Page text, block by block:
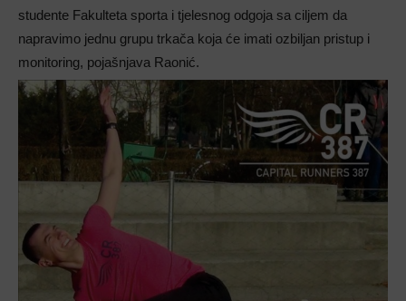
studente Fakulteta sporta i tjelesnog odgoja sa ciljem da
napravimo jednu grupu trkača koja će imati ozbiljan pristup i
monitoring, pojašnjava Raonić.